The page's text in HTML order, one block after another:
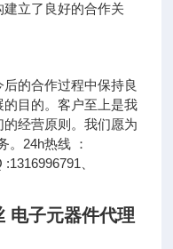
立了良好的合作关
的合作过程中保持良
目的。客户至上是我
经营原则。我们愿为
。24h热线 ：
、
电子元器件代理